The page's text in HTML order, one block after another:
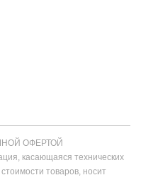
ОФЕРТОЙ
касающаяся технических
товаров, носит